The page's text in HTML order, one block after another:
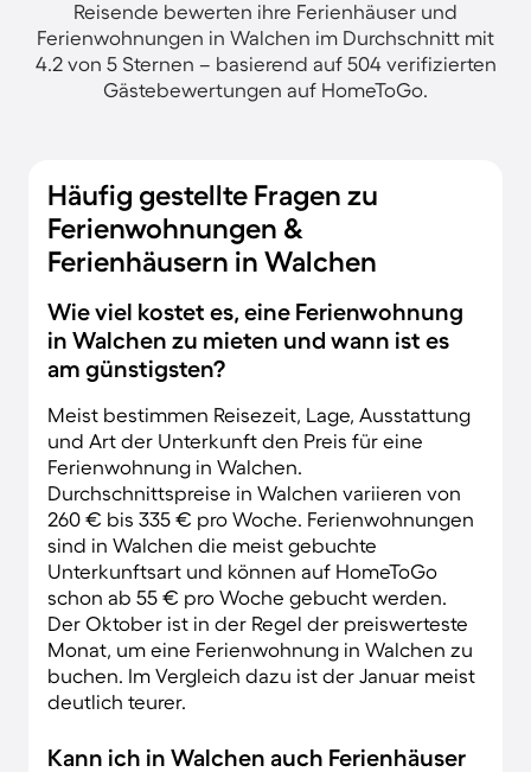
Reisende bewerten ihre Ferienhäuser und
Ferienwohnungen in Walchen im Durchschnitt mit
4.2 von 5 Sternen – basierend auf 504 verifizierten
Gästebewertungen auf HomeToGo.
Häufig gestellte Fragen zu
Ferienwohnungen &
Ferienhäusern in Walchen
Wie viel kostet es, eine Ferienwohnung
in Walchen zu mieten und wann ist es
am günstigsten?
Meist bestimmen Reisezeit, Lage, Ausstattung
und Art der Unterkunft den Preis für eine
Ferienwohnung in Walchen.
Durchschnittspreise in Walchen variieren von
260 € bis 335 € pro Woche. Ferienwohnungen
sind in Walchen die meist gebuchte
Unterkunftsart und können auf HomeToGo
schon ab 55 € pro Woche gebucht werden.
Der Oktober ist in der Regel der preiswerteste
Monat, um eine Ferienwohnung in Walchen zu
buchen. Im Vergleich dazu ist der Januar meist
deutlich teurer.
Kann ich in Walchen auch Ferienhäuser